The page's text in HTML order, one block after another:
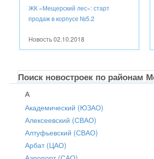
ЖК «Мещерский лес»: старт
продаж в корпусе №5.2
Новость02.10.2018
Поиск новостроек по районам
А
Академический (ЮЗАО)
Алексеевский (СВАО)
Алтуфьевский (СВАО)
Арбат (ЦАО)